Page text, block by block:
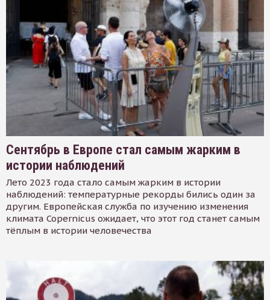
Сентябрь в Европе стал самым жарким в
истории наблюдений
Лето 2023 года стало самым жарким в истории
наблюдений: температурные рекорды бились один за
другим. Европейская служба по изучению изменения
климата Copernicus ожидает, что этот год станет самым
тёплым в истории человечества